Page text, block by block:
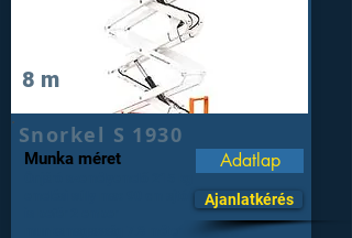
8 m
Snorkel S 1930
Munka méret Adatlap
Ajanlatkérés